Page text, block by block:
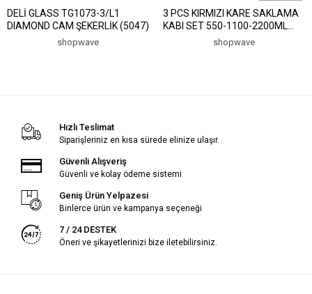
DELİ GLASS TG1073-3/L1
DIAMOND CAM ŞEKERLİK (5047)
shopwave
3 PCS KIRMIZI KARE SAKLAMA
KABI SET 550-1100-2200ML
shopwave
Hızlı Teslimat
Siparişleriniz en kısa sürede elinize ulaşır.
Güvenli Alışveriş
Güvenli ve kolay ödeme sistemi
Geniş Ürün Yelpazesi
Binlerce ürün ve kampanya seçeneği
7 / 24 DESTEK
Öneri ve şikayetlerinizi bize iletebilirsiniz.